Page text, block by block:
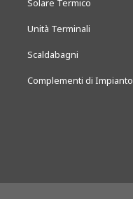
Solare Termico
Unità Terminali
Scaldabagni
Complementi di Impianto